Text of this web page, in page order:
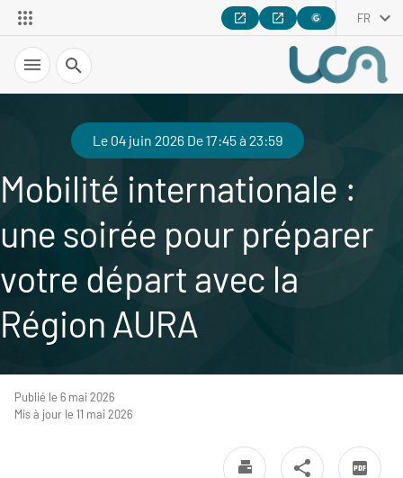
FR
Recherche
Le 04 juin 2026 De 17:45 à 23:59
Mobilité internationale :
une soirée pour préparer
votre départ avec la
Région AURA
Publié le 6 mai 2026
Mis à jour le 11 mai 2026